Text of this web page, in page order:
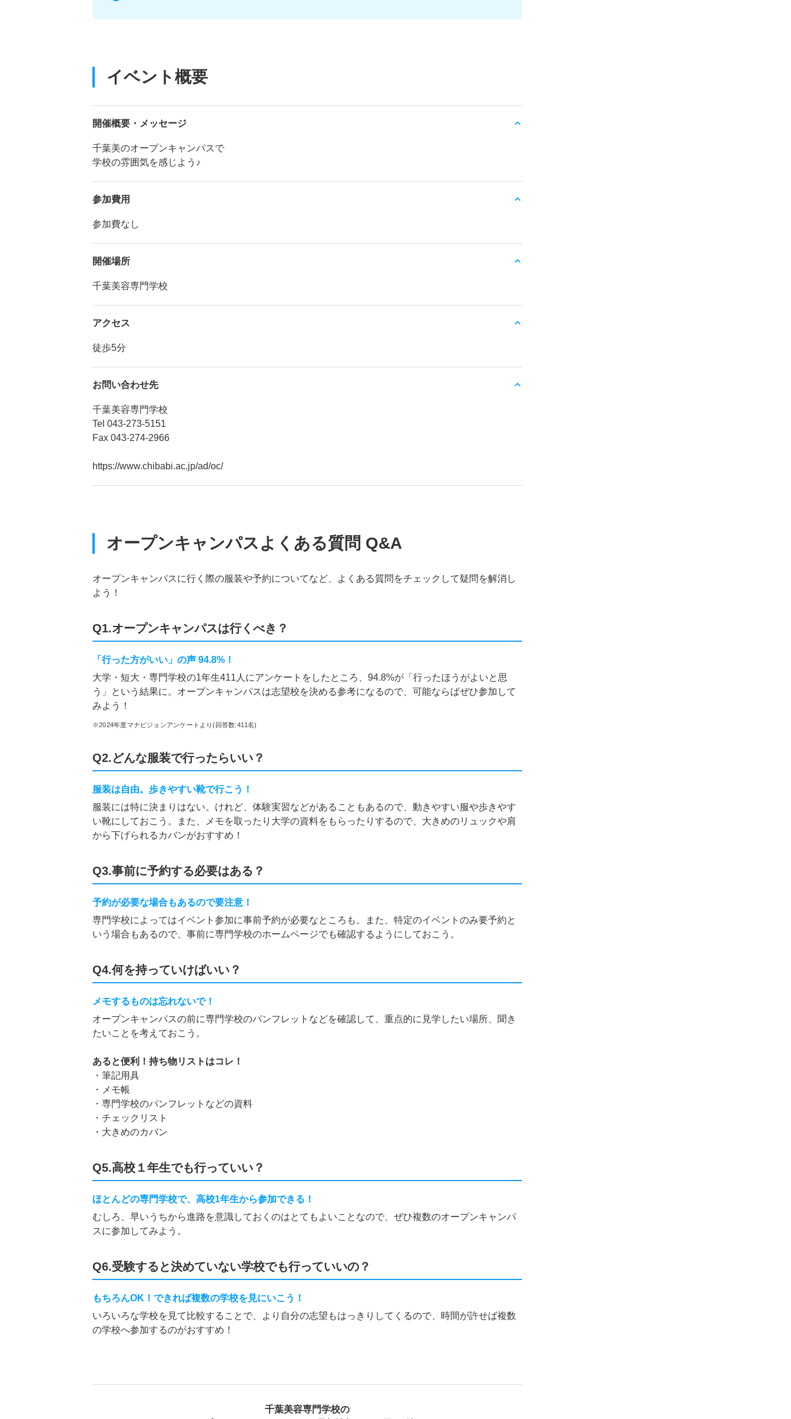
イベント概要
開催概要・メッセージ
千葉美のオープンキャンパスで
学校の雰囲気を感じよう♪
参加費用
参加費なし
開催場所
千葉美容専門学校
アクセス
徒歩5分
お問い合わせ先
千葉美容専門学校
Tel 043-273-5151
Fax 043-274-2966
https://www.chibabi.ac.jp/ad/oc/
オープンキャンパスよくある質問 Q&A
オープンキャンパスに行く際の服装や予約についてなど、よくある質問をチェックして疑問を解消し
よう！
Q1.オープンキャンパスは行くべき？
「行った方がいい」の声 94.8%！
大学・短大・専門学校の1年生411人にアンケートをしたところ、94.8%が「行ったほうがよいと思
う」という結果に。オープンキャンパスは志望校を決める参考になるので、可能ならばぜひ参加して
みよう！
※2024年度マナビジョンアンケートより(回答数:411名)
Q2.どんな服装で行ったらいい？
服装は自由。歩きやすい靴で行こう！
服装には特に決まりはない。けれど、体験実習などがあることもあるので、動きやすい服や歩きやす
い靴にしておこう。また、メモを取ったり大学の資料をもらったりするので、大きめのリュックや肩
から下げられるカバンがおすすめ！
Q3.事前に予約する必要はある？
予約が必要な場合もあるので要注意！
専門学校によってはイベント参加に事前予約が必要なところも。また、特定のイベントのみ要予約と
いう場合もあるので、事前に専門学校のホームページでも確認するようにしておこう。
Q4.何を持っていけばいい？
メモするものは忘れないで！
オープンキャンパスの前に専門学校のパンフレットなどを確認して、重点的に見学したい場所、聞き
たいことを考えておこう。
あると便利！持ち物リストはコレ！
・筆記用具
・メモ帳
・専門学校のパンフレットなどの資料
・チェックリスト
・大きめのカバン
Q5.高校１年生でも行っていい？
ほとんどの専門学校で、高校1年生から参加できる！
むしろ、早いうちから進路を意識しておくのはとてもよいことなので、ぜひ複数のオープンキャンパ
スに参加してみよう。
Q6.受験すると決めていない学校でも行っていいの？
もちろんOK！できれば複数の学校を見にいこう！
いろいろな学校を見て比較することで、より自分の志望もはっきりしてくるので、時間が許せば複数
の学校へ参加するのがおすすめ！
千葉美容専門学校の